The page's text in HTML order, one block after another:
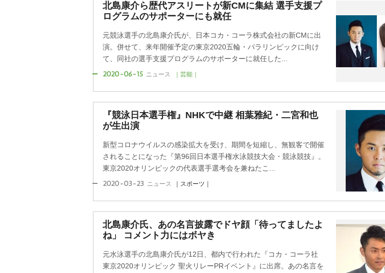
北島康介ら歴代アスリートが新CMに集結 選手支援プ
ログラムのサポーターにも就任
元競泳選手の北島康介氏が、日本コカ・コーラ株式会社の新CMに出
演。併せて、来年開催予定の東京2020五輪・パラリンピックに向け
て、同社の選手支援プログラムのサポーターに就任した...
2020-06-15 ニュース ｜芸能｜
『競泳日本選手権』NHKで中継 相葉雅紀・二宮和也
が生出演
新型コロナウイルスの感染拡大を受け、期間を短縮し、無観客で開催
されることになった『第96回日本選手権水泳競技大会・競泳競技』。
東京2020オリンピックの代表選手選考会を兼ねたこ...
2020-03-23 ニュース ｜スポーツ｜
北島康介氏、あの名言披露でドヤ顔「待ってましたよ
ね」 コメント力にはボヤき
元水泳選手の北島康介氏が12日、都内で行われた『コカ・コーラ社
東京2020オリンピック 聖火リレーPRイベント』に出席。あの名言を